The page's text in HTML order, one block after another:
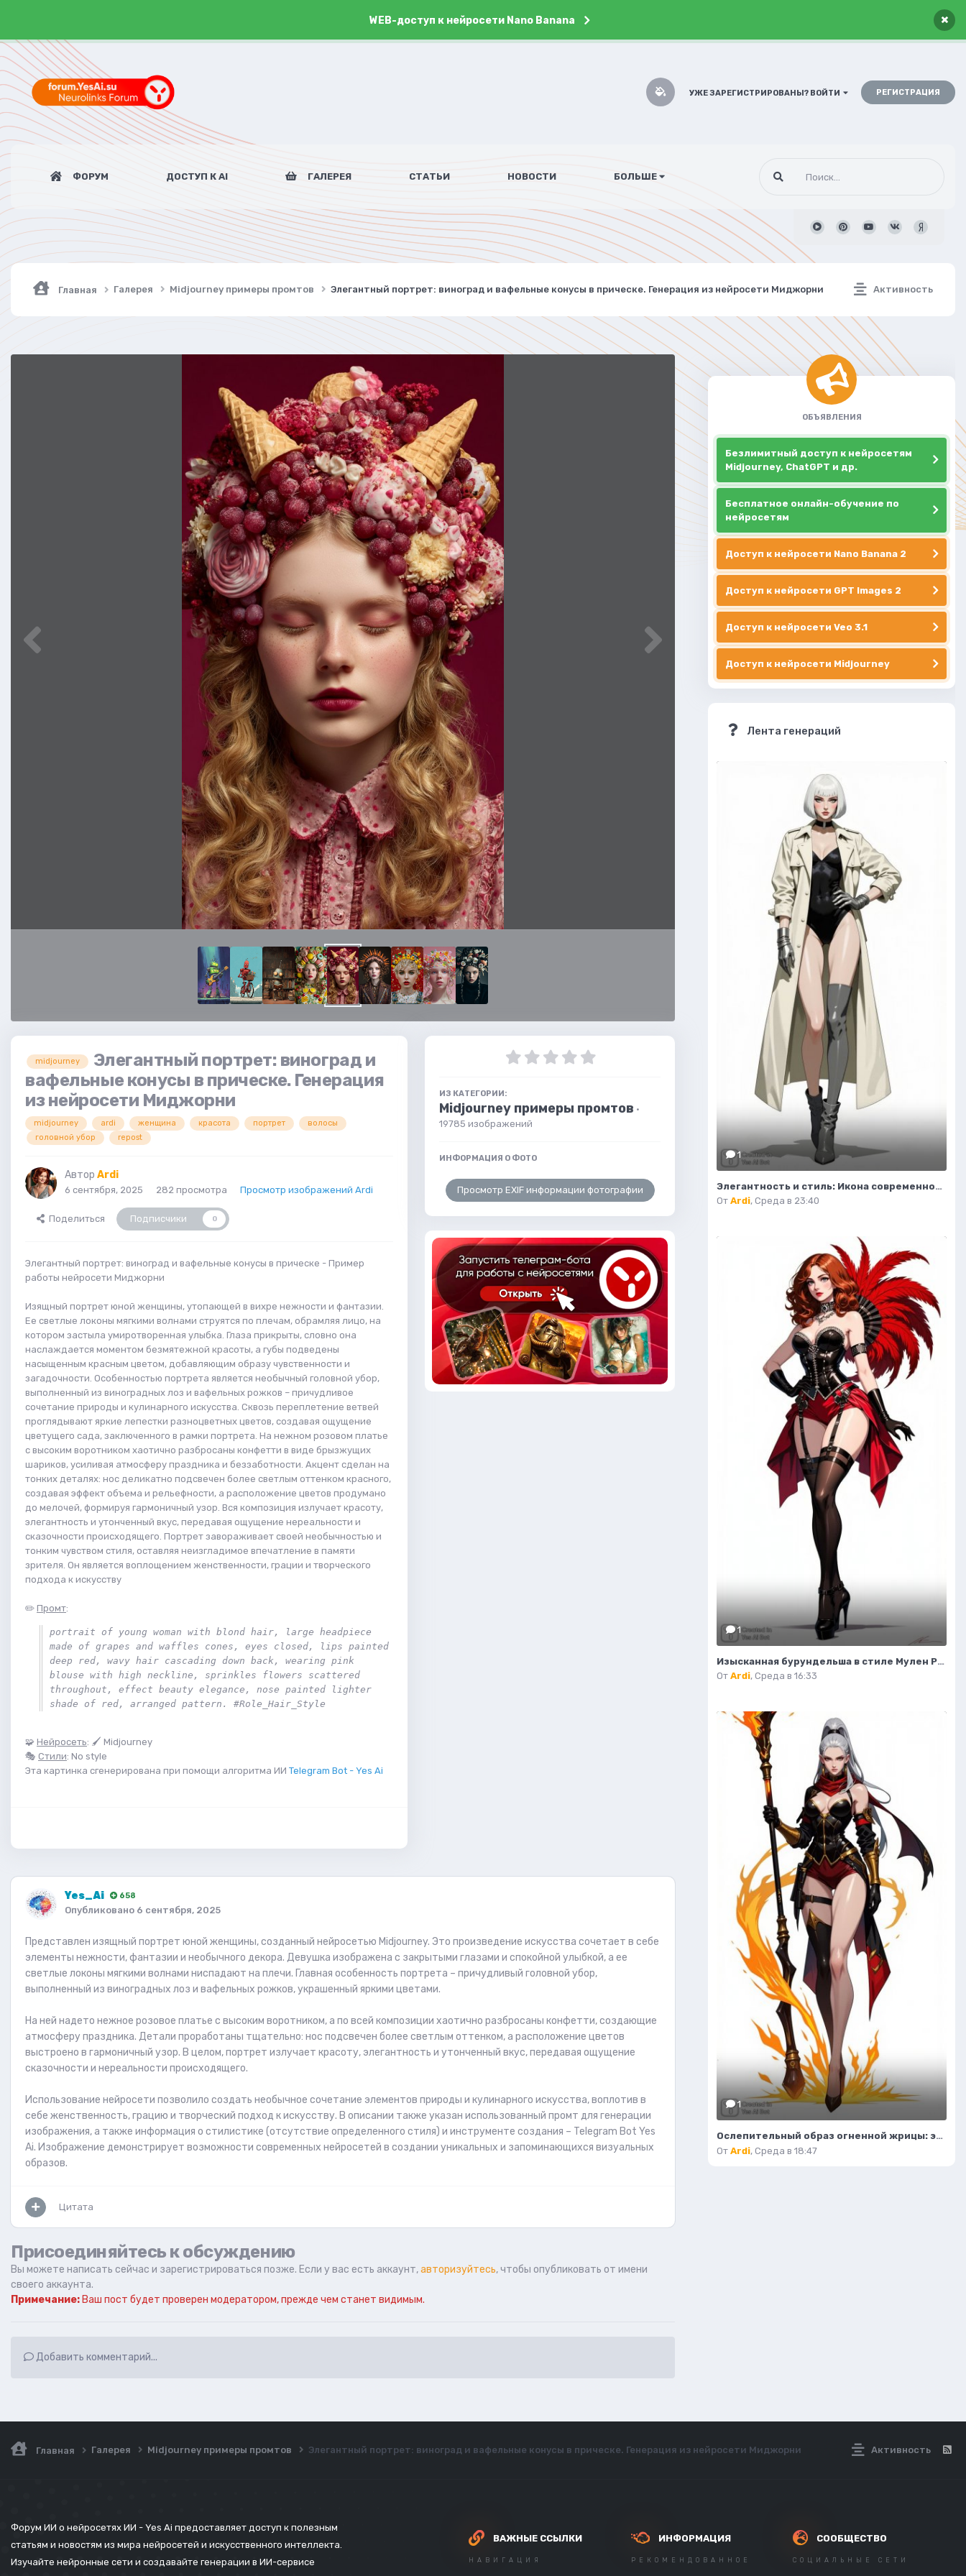
WEB-доступ к нейросети Nano Banana ×
УЖЕ ЗАРЕГИСТРИРОВАНЫ? ВОЙТИ РЕГИСТРАЦИЯ
ФОРУМ ДОСТУП К AI ГАЛЕРЕЯ СТАТЬИ НОВОСТИ БОЛЬШЕ
Активность
Главная Галерея Midjourney примеры промтов Элегантный портрет: виноград и вафельные конусы в прическе. Генерация из нейросети Миджорни
midjourney
Элегантный портрет: виноград и
вафельные конусы в прическе. Генерация
из нейросети Миджорни
midjourney ardi женщина красота портрет
волосы
головной убор
repost
Автор Ardi
6 сентября, 2025 282 просмотра Просмотр изображений Ardi
Поделиться Подписчики 0
Элегантный портрет: виноград и вафельные конусы в прическе - Пример
работы нейросети Миджорни
Изящный портрет юной женщины, утопающей в вихре нежности и фантазии.
Ее светлые локоны мягкими волнами струятся по плечам, обрамляя лицо, на
котором застыла умиротворенная улыбка. Глаза прикрыты, словно она
наслаждается моментом безмятежной красоты, а губы подведены
насыщенным красным цветом, добавляющим образу чувственности и
загадочности. Особенностью портрета является необычный головной убор,
выполненный из виноградных лоз и вафельных рожков – причудливое
сочетание природы и кулинарного искусства. Сквозь переплетение ветвей
проглядывают яркие лепестки разноцветных цветов, создавая ощущение
цветущего сада, заключенного в рамки портрета. На нежном розовом платье
с высоким воротником хаотично разбросаны конфетти в виде брызжущих
шариков, усиливая атмосферу праздника и беззаботности. Акцент сделан на
тонких деталях: нос деликатно подсвечен более светлым оттенком красного,
создавая эффект объема и рельефности, а расположение цветов продумано
до мелочей, формируя гармоничный узор. Вся композиция излучает красоту,
элегантность и утонченный вкус, передавая ощущение нереальности и
сказочности происходящего. Портрет завораживает своей необычностью и
тонким чувством стиля, оставляя неизгладимое впечатление в памяти
зрителя. Он является воплощением женственности, грации и творческого
подхода к искусству
✏️ Промт:
portrait of young woman with blond hair, large headpiece
made of grapes and waffles cones, eyes closed, lips painted
deep red, wavy hair cascading down back, wearing pink
blouse with high neckline, sprinkles flowers scattered
throughout, effect beauty elegance, nose painted lighter
shade of red, arranged pattern. #Role_Hair_Style
🧩 Нейросеть: 🖌 Midjourney
🎭 Стили: No style
Эта картинка сгенерирована при помощи алгоритма ИИ Telegram Bot - Yes Ai
ИЗ КАТЕГОРИИ:
Midjourney примеры промтов ·
19785 изображений
ИНФОРМАЦИЯ О ФОТО
Просмотр EXIF информации фотографии
Yes_Ai 658
Опубликовано 6 сентября, 2025
Представлен изящный портрет юной женщины, созданный нейросетью Midjourney. Это произведение искусства сочетает в себе
элементы нежности, фантазии и необычного декора. Девушка изображена с закрытыми глазами и спокойной улыбкой, а ее
светлые локоны мягкими волнами ниспадают на плечи. Главная особенность портрета – причудливый головной убор,
выполненный из виноградных лоз и вафельных рожков, украшенный яркими цветами.
На ней надето нежное розовое платье с высоким воротником, а по всей композиции хаотично разбросаны конфетти, создающие
атмосферу праздника. Детали проработаны тщательно: нос подсвечен более светлым оттенком, а расположение цветов
выстроено в гармоничный узор. В целом, портрет излучает красоту, элегантность и утонченный вкус, передавая ощущение
сказочности и нереальности происходящего.
Использование нейросети позволило создать необычное сочетание элементов природы и кулинарного искусства, воплотив в
себе женственность, грацию и творческий подход к искусству. В описании также указан использованный промт для генерации
изображения, а также информация о стилистике (отсутствие определенного стиля) и инструменте создания – Telegram Bot Yes
Ai. Изображение демонстрирует возможности современных нейросетей в создании уникальных и запоминающихся визуальных
образов.
Цитата
Присоединяйтесь к обсуждению
Вы можете написать сейчас и зарегистрироваться позже. Если у вас есть аккаунт,авторизуйтесь, чтобы опубликовать от имени
своего аккаунта.
Примечание: Ваш пост будет проверен модератором, прежде чем станет видимым.
Добавить комментарий...
ОБЪЯВЛЕНИЯ
Безлимитный доступ к нейросетям
Midjourney, ChatGPT и др.
Бесплатное онлайн-обучение по
нейросетям
Доступ к нейросети Nano Banana 2
Доступ к нейросети GPT Images 2
Доступ к нейросети Veo 3.1
Доступ к нейросети Midjourney
Лента генераций
1
Элегантность и стиль: Икона современной моды в тренче и сапогах. Изображение из нейросети Flux.1
От Ardi, Среда в 23:40
1
Изысканная бурундельша в стиле Мулен Руж: завораживающая мода и красота. Генерация из нейронной сети Flux 1
От Ardi, Среда в 16:33
1
Ослепительный образ огненной жрицы: эскиз персонажа в стиле фэнтези. Изображение из нейросети Flux 1
От Ardi, Среда в 18:47
Активность
Главная Галерея Midjourney примеры промтов Элегантный портрет: виноград и вафельные конусы в прическе. Генерация из нейросети Миджорни
Форум ИИ о нейросетях ИИ - Yes Ai предоставляет доступ к полезным
статьям и новостям из мира нейросетей и искусственного интеллекта.
Изучайте нейронные сети и создавайте генерации в ИИ-сервисе
ВАЖНЫЕ ССЫЛКИ
НАВИГАЦИЯ
ИНФОРМАЦИЯ
РЕКОМЕНДОВАННОЕ
СООБЩЕСТВО
СОЦИАЛЬНЫЕ СЕТИ